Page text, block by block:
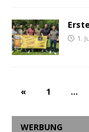
1.
« 1 …
WERBUNG